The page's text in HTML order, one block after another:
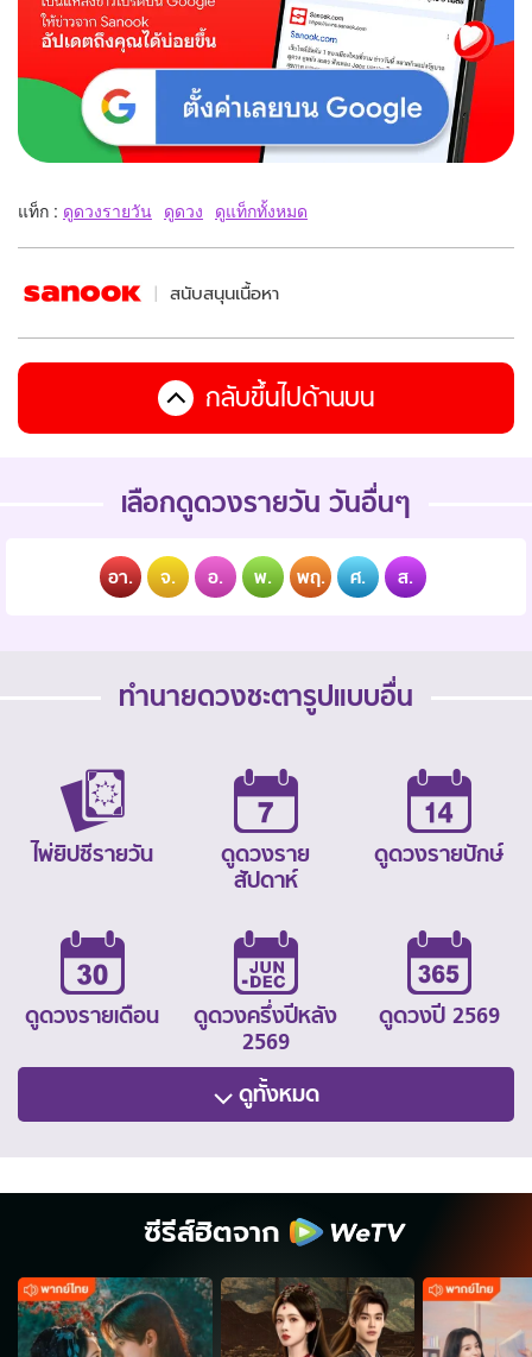
แท็ก : ดูดวงรายวัน ดูดวง ดูแท็กทั้งหมด
สนับสนุนเนื้อหา
กลับขึ้นไปด้านบน
เลือกดูดวงรายวัน วันอื่นๆ
อา. จ. อ. พ. พฤ. ศ. ส.
ทำนายดวงชะตารูปแบบอื่น
ไพ่ยิปซีรายวัน
ดูดวงราย
สัปดาห์
ดูดวงรายปักษ์
ดูดวงรายเดือน
ดูดวงครึ่งปีหลัง
2569
ดูดวงปี 2569
ดูทั้งหมด
ซีรีส์ฮิตจาก